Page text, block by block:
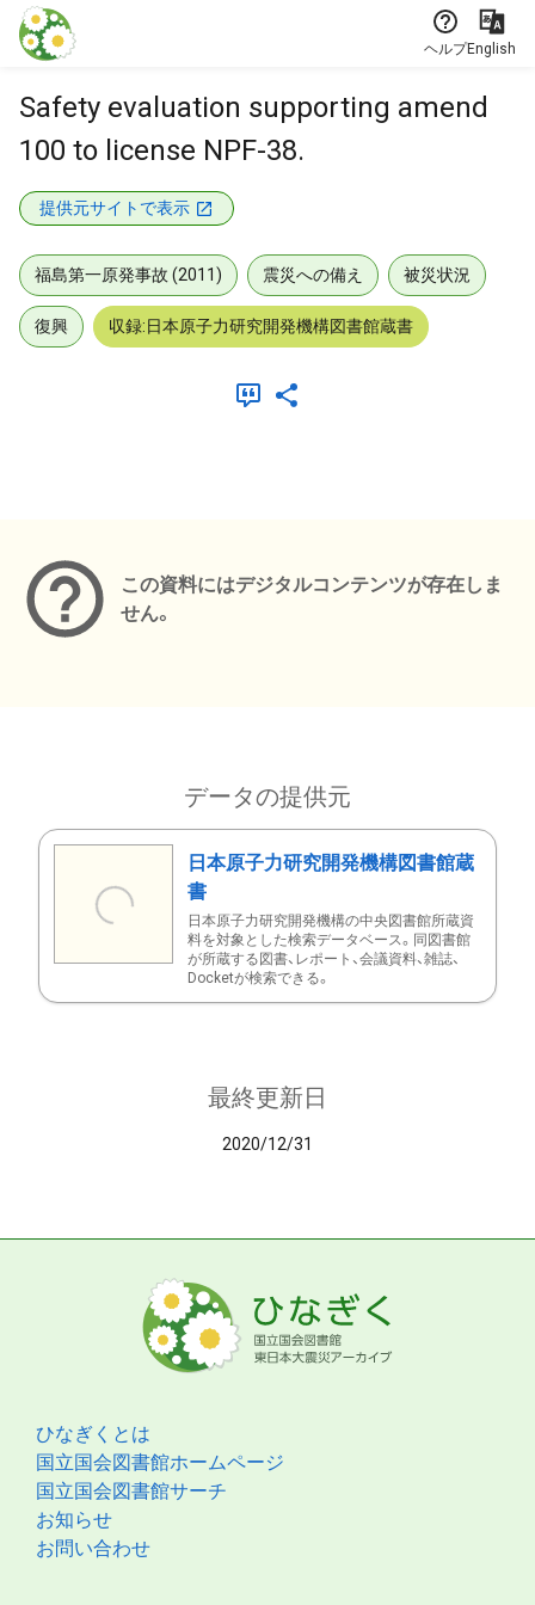
本文に飛ぶ
ヘルプEnglish
Safety evaluation supporting amend
100 to license NPF-38.
提供元サイトで表示
福島第一原発事故 (2011) 震災への備え 被災状況
復興 収録:日本原子力研究開発機構図書館蔵書
この資料にはデジタルコンテンツが存在しま
せん。
データの提供元
日本原子力研究開発機構図書館蔵
書
日本原子力研究開発機構の中央図書館所蔵資
料を対象とした検索データベース。同図書館
が所蔵する図書、レポート、会議資料、雑誌、
Docketが検索できる。
最終更新日
2020/12/31
ひなぎくとは
国立国会図書館ホームページ
国立国会図書館サーチ
お知らせ
お問い合わせ